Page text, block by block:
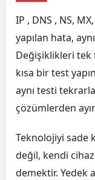
IP , DNS , NS,
yapılan hata,
Değişiklikleri tek
kısa bir test
aynı testi
çözümlerden
Teknolojiyi sade
değil, kendi
demektir. Yedek